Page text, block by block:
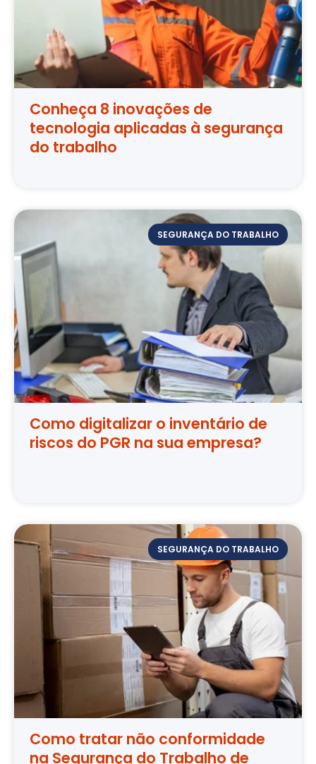
Conheça 8 inovações de
tecnologia aplicadas à segurança
do trabalho
SEGURANÇA DO TRABALHO
Como digitalizar o inventário de
riscos do PGR na sua empresa?
SEGURANÇA DO TRABALHO
Como tratar não conformidade
na Segurança do Trabalho de